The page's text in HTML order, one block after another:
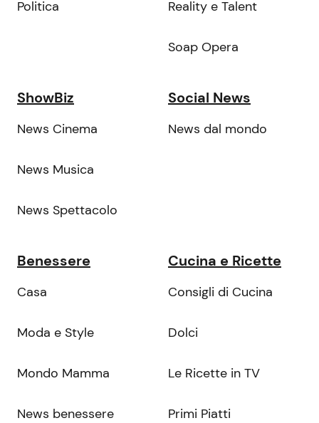
Politica Reality e Talent
Soap Opera
ShowBiz
News Cinema
News Musica
News Spettacolo
Social News
News dal mondo
Benessere
Casa
Moda e Style
Mondo Mamma
News benessere
Cucina e Ricette
Consigli di Cucina
Dolci
Le Ricette in TV
Primi Piatti